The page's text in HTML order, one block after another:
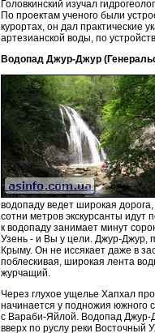
Головкинский изучал
По проектам ученого были
курортах, он дал практические
артезианской воды, по
Водопад Джур-Джур
водопаду ведет широкая
сотни метров экскурсанты идут
к водопаду занимает минут
Узень - и Вы у цели. Джур-Джур,
Крыму. Он не иссякает даже в
поблескивая, широкая лента
журчащий.
Через глухое ущелье Хапхал
начинается у подножия южного
с Вараби-Яйлой. Водопад Джур-
вверх по руслу реки Восточный